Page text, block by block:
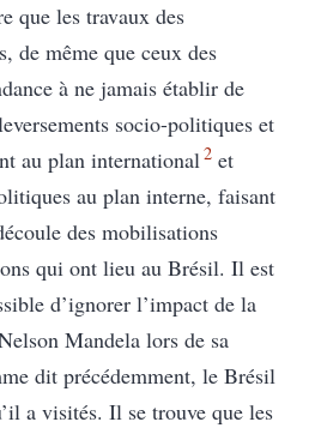
que les travaux des
de même que ceux des
à ne jamais établir de
socio-politiques et
au plan international2et
au plan interne, faisant
des mobilisations
qui ont lieu au Brésil. Il est
d’ignorer l’impact de la
Mandela lors de sa
dit précédemment, le Brésil
a visités. Il se trouve que les